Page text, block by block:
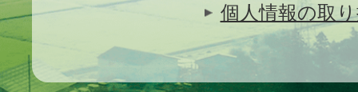
個人情報の取